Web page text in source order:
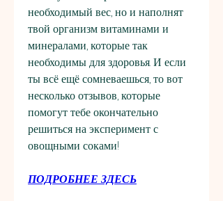
необходимый вес, но и наполнят
твой организм витаминами и
минералами, которые так
необходимы для здоровья. И если
ты всё ещё сомневаешься, то вот
несколько отзывов, которые
помогут тебе окончательно
решиться на эксперимент с
овощными соками!
ПОДРОБНЕЕ ЗДЕСЬ